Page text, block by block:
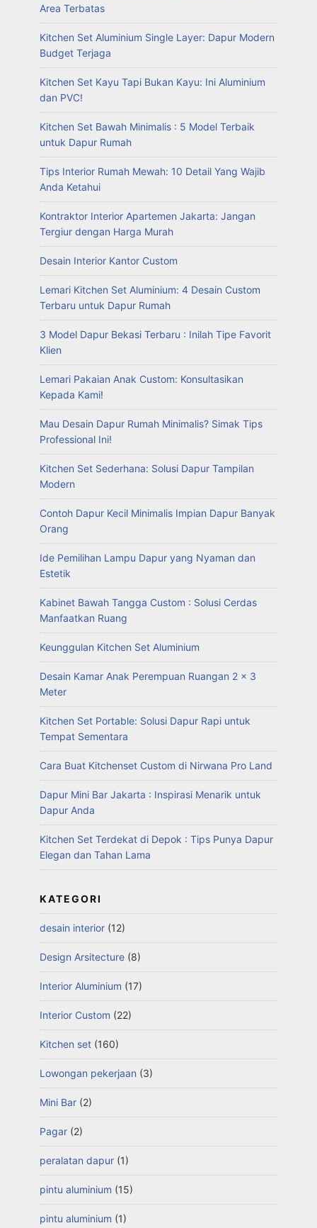
Area Terbatas
Kitchen Set Aluminium Single Layer: Dapur Modern
Budget Terjaga
Kitchen Set Kayu Tapi Bukan Kayu: Ini Aluminium
dan PVC!
Kitchen Set Bawah Minimalis : 5 Model Terbaik
untuk Dapur Rumah
Tips Interior Rumah Mewah: 10 Detail Yang Wajib
Anda Ketahui
Kontraktor Interior Apartemen Jakarta: Jangan
Tergiur dengan Harga Murah
Desain Interior Kantor Custom
Lemari Kitchen Set Aluminium: 4 Desain Custom
Terbaru untuk Dapur Rumah
3 Model Dapur Bekasi Terbaru : Inilah Tipe Favorit
Klien
Lemari Pakaian Anak Custom: Konsultasikan
Kepada Kami!
Mau Desain Dapur Rumah Minimalis? Simak Tips
Professional Ini!
Kitchen Set Sederhana: Solusi Dapur Tampilan
Modern
Contoh Dapur Kecil Minimalis Impian Dapur Banyak
Orang
Ide Pemilihan Lampu Dapur yang Nyaman dan
Estetik
Kabinet Bawah Tangga Custom : Solusi Cerdas
Manfaatkan Ruang
Keunggulan Kitchen Set Aluminium
Desain Kamar Anak Perempuan Ruangan 2 x 3
Meter
Kitchen Set Portable: Solusi Dapur Rapi untuk
Tempat Sementara
Cara Buat Kitchenset Custom di Nirwana Pro Land
Dapur Mini Bar Jakarta : Inspirasi Menarik untuk
Dapur Anda
Kitchen Set Terdekat di Depok : Tips Punya Dapur
Elegan dan Tahan Lama
KATEGORI
desain interior (12)
Design Arsitecture (8)
Interior Aluminium (17)
Interior Custom (22)
Kitchen set (160)
Lowongan pekerjaan (3)
Mini Bar (2)
Pagar (2)
peralatan dapur (1)
pintu aluminium (15)
pintu aluminium (1)